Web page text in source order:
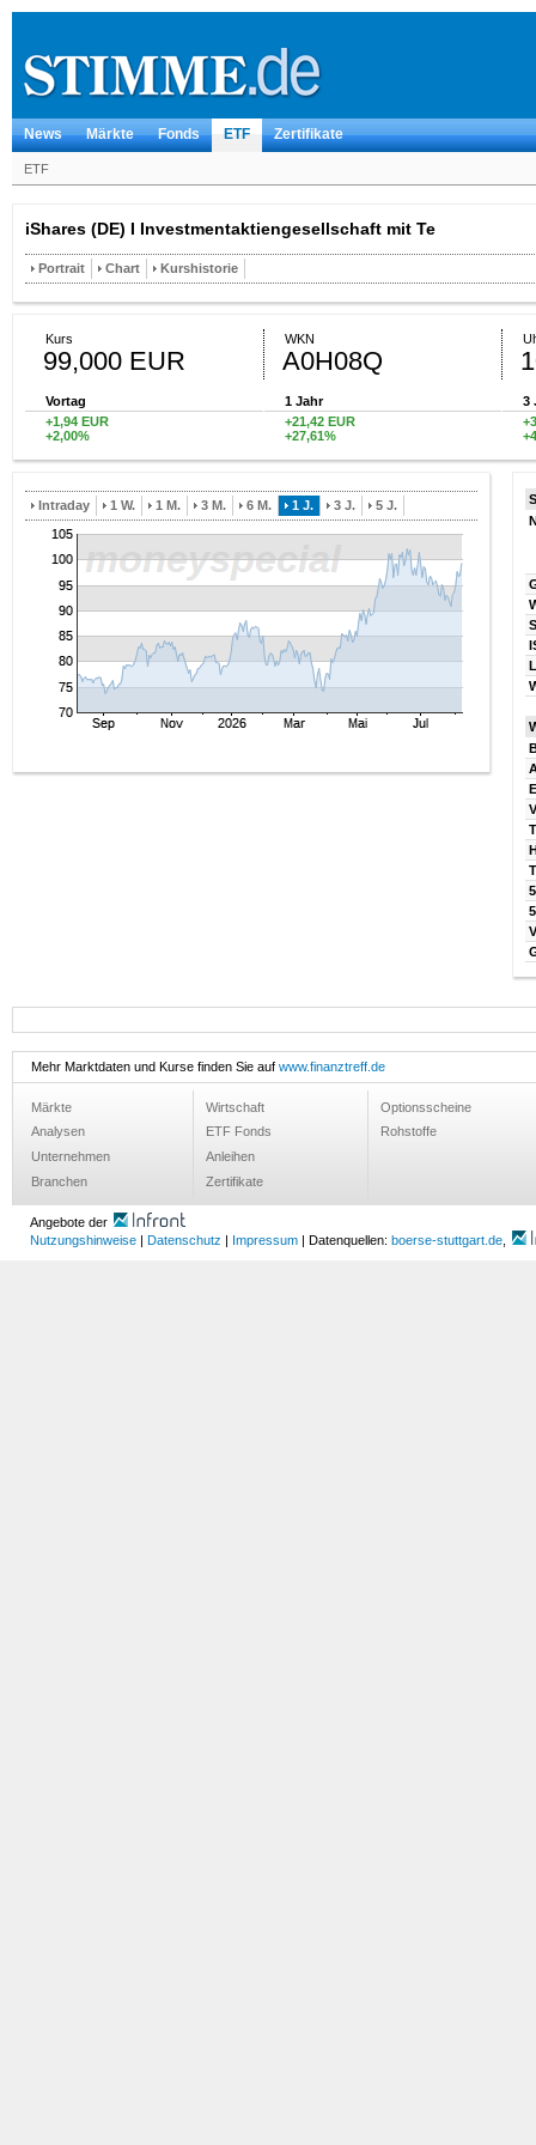
News Märkte Fonds ETF Zertifikate
ETF
iShares (DE) I Investmentaktiengesellschaft mit Te
Portrait Chart Kurshistorie
Kurs
99,000 EUR
WKN
A0H08Q
Vortag 1 Jahr
3
+1,94 EUR
+2,00%
+21,42 EUR
+27,61%
Intraday 1 W. 1 M. 3 M. 6 M. 1 J. 3 J. 5 J.
Mehr Marktdaten und Kurse finden Sie auf www.finanztreff.de
Märkte
Analysen
Unternehmen
Branchen
Wirtschaft
ETF Fonds
Anleihen
Zertifikate
Optionsscheine
Rohstoffe
Angebote der
Nutzungshinweise
Datenschutz Impressum | Datenquellen: boerse-stuttgart.de,